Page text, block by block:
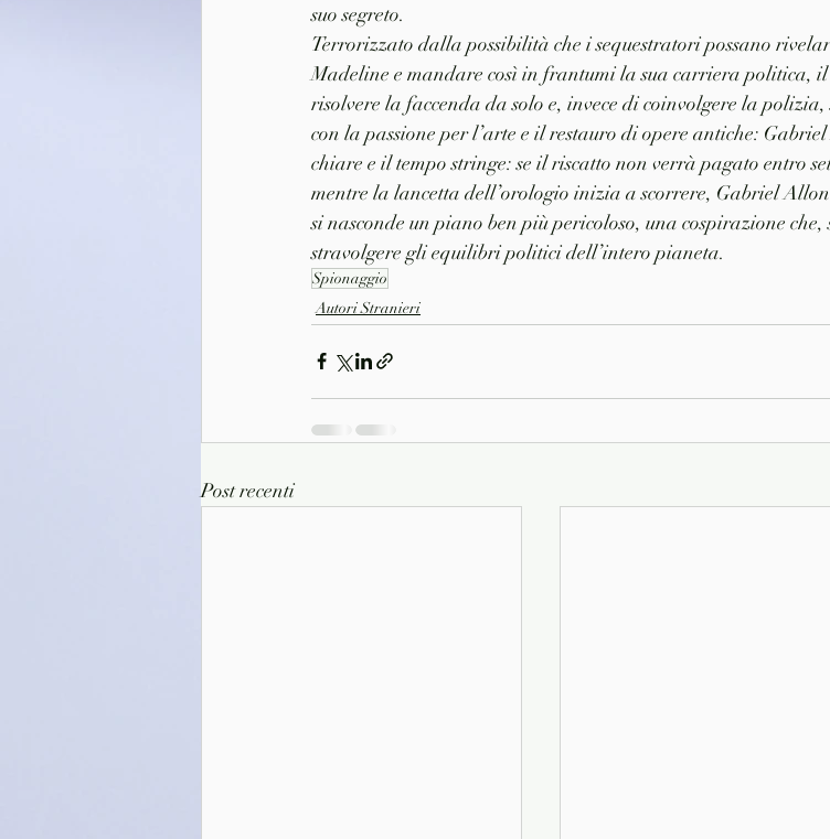
suo segreto.
Terrorizzato dalla possibilità che i sequestratori possano
Madeline e mandare così in frantumi la sua carriera politica,
risolvere la faccenda da solo e, invece di coinvolgere la
con la passione per l’arte e il restauro di opere antiche:
chiare e il tempo stringe: se il riscatto non verrà pagato entro
mentre la lancetta dell’orologio inizia a scorrere, Gabriel
si nasconde un piano ben più pericoloso, una cospirazione
stravolgere gli equilibri politici dell’intero pianeta.
Spionaggio
Autori Stranieri
Post recenti